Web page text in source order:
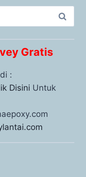
Gratis
:
Disini Untuk